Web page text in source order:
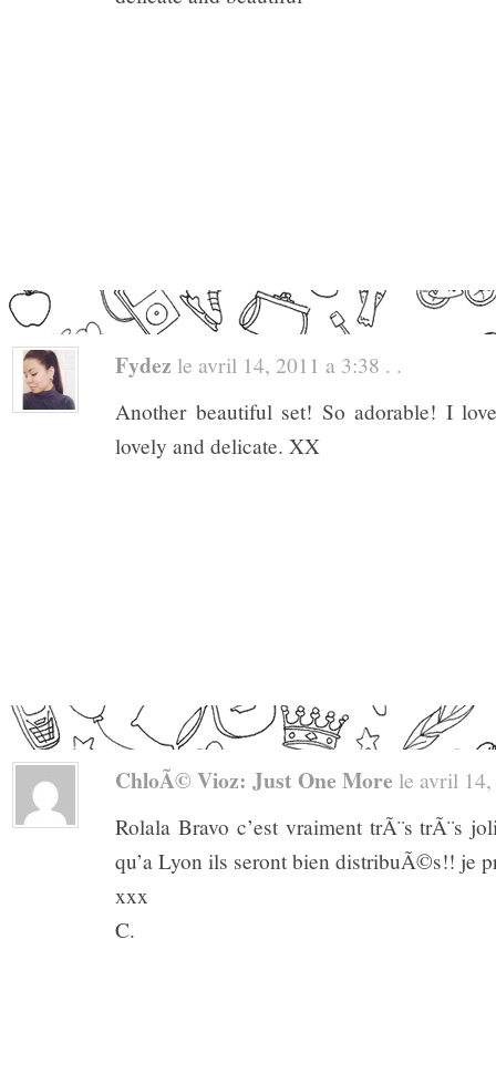
Fydez le avril 14, 2011 a 3:38 . .
Another beautiful set! So adorable! I
lovely and delicate. XX
ChloÃ© Vioz: Just One More le avril
Rolala Bravo c’est vraiment trÃ¨s trÃ¨s
qu’a Lyon ils seront bien distribuÃ©s!! je
xxx
C.